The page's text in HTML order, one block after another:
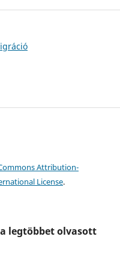
Attribution-
License.
legtöbbet olvasott